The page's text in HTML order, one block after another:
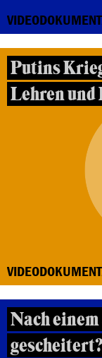
Putins
Lehren und
Nach